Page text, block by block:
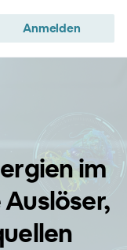
Anmelden
im